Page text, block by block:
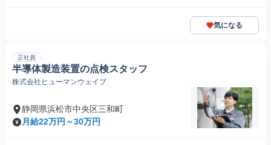
気になる
正社員
半導体製造装置の点検スタッフ
株式会社ヒューマンウェイブ
静岡県浜松市中央区三和町
月給22万円～30万円